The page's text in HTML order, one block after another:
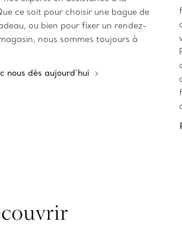
ce soit pour choisir une bague de
ou bien pour fixer un rendez-
nous sommes toujours à
nous dès aujourd’hui